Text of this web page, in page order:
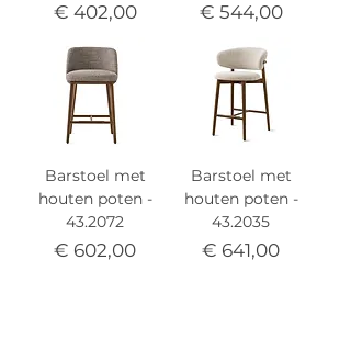
Prijs
€ 402,00 Prijs
€ 544,00
Barstoel met
houten poten -
43.2072
Prijs
€ 602,00
Barstoel met
houten poten -
43.2035
Prijs
€ 641,00